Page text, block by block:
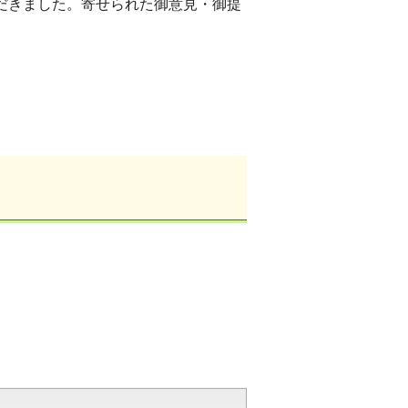
ました。寄せられた御意見・御提